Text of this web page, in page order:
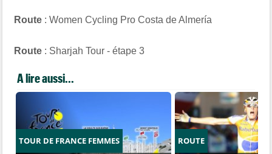
Route : Women Cycling Pro Costa de Almería
Route : Sharjah Tour - étape 3
A lire aussi...
TOUR DE FRANCE FEMMES ROUTE